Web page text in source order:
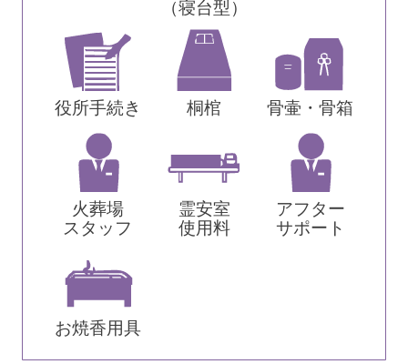
（寝台型）
役所手続き 桐棺 骨壷・骨箱
火葬場
スタッフ
霊安室
使用料
アフター
サポート
お焼香用具